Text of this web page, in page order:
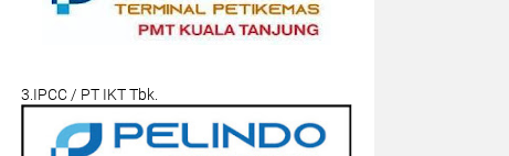
3.IPCC / PT IKT Tbk.